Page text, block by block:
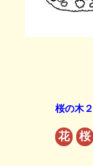
桜の木２
花 桜